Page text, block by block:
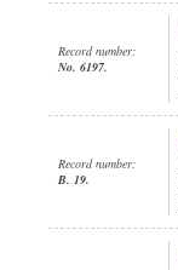
Record number:
No. 6197.
Record number:
B. 19.